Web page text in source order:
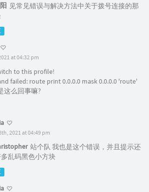
见常见错误与解决方法中关于拨号连接的那
at 04:32 pm
to this profile!
failed: route print 0.0.0.0 mask 0.0.0.0 'route'
这么回事嘛?
2021 at 04:49 pm
站个队 我也是这个错误，并且提示还
乱码黑色小方块